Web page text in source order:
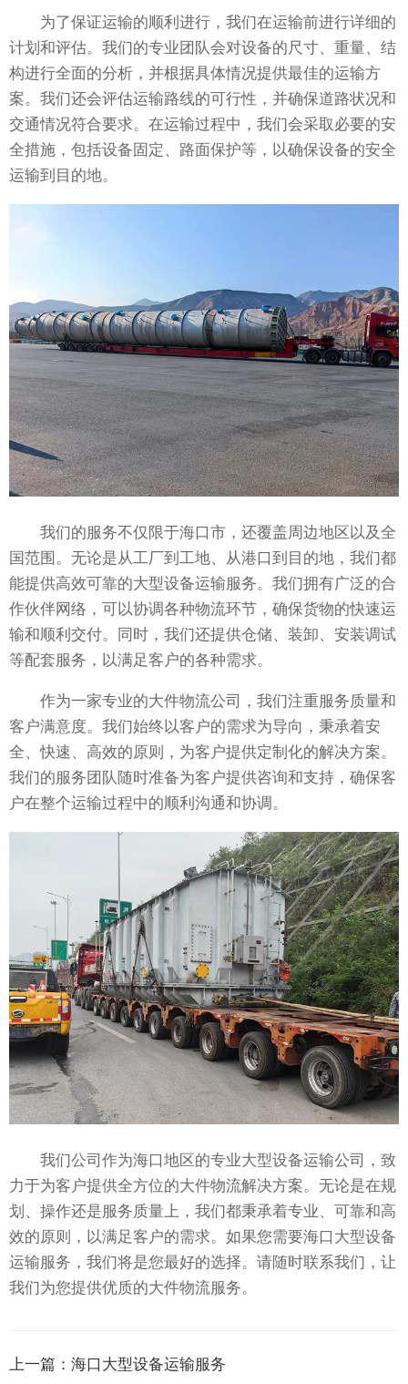
为了保证运输的顺利进行，我们在运输前进行详细的
计划和评估。我们的专业团队会对设备的尺寸、重量、结
构进行全面的分析，并根据具体情况提供最佳的运输方
案。我们还会评估运输路线的可行性，并确保道路状况和
交通情况符合要求。在运输过程中，我们会采取必要的安
全措施，包括设备固定、路面保护等，以确保设备的安全
运输到目的地。
我们的服务不仅限于海口市，还覆盖周边地区以及全
国范围。无论是从工厂到工地、从港口到目的地，我们都
能提供高效可靠的大型设备运输服务。我们拥有广泛的合
作伙伴网络，可以协调各种物流环节，确保货物的快速运
输和顺利交付。同时，我们还提供仓储、装卸、安装调试
等配套服务，以满足客户的各种需求。
作为一家专业的大件物流公司，我们注重服务质量和
客户满意度。我们始终以客户的需求为导向，秉承着安
全、快速、高效的原则，为客户提供定制化的解决方案。
我们的服务团队随时准备为客户提供咨询和支持，确保客
户在整个运输过程中的顺利沟通和协调。
我们公司作为海口地区的专业大型设备运输公司，致
力于为客户提供全方位的大件物流解决方案。无论是在规
划、操作还是服务质量上，我们都秉承着专业、可靠和高
效的原则，以满足客户的需求。如果您需要海口大型设备
运输服务，我们将是您最好的选择。请随时联系我们，让
我们为您提供优质的大件物流服务。
上一篇： 海口大型设备运输服务